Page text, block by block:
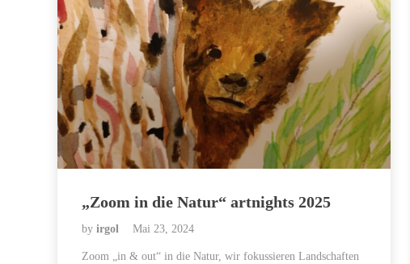
„Zoom in die Natur“ artnights 2025
by irgol Mai 23, 2024
Zoom „in & out“ in die Natur, wir fokussieren Landschaften